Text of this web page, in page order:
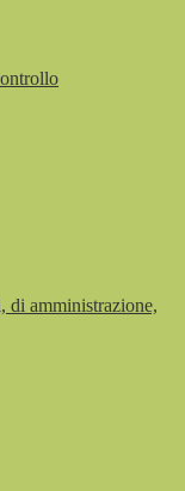
amministrazione,